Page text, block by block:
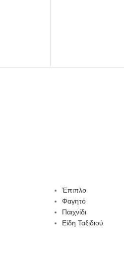
Έπιπλο
Φαγητό
Παιχνίδι
Είδη Ταξιδιού